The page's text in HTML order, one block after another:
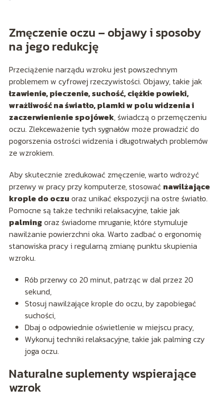
Zmęczenie oczu – objawy i sposoby
na jego redukcję
Przeciążenie narządu wzroku jest powszechnym
problemem w cyfrowej rzeczywistości. Objawy, takie jak
łzawienie, pieczenie, suchość, ciężkie powieki,
wrażliwość na światło, plamki w polu widzenia i
zaczerwienienie spojówek, świadczą o przemęczeniu
oczu. Zlekceważenie tych sygnałów może prowadzić do
pogorszenia ostrości widzenia i długotrwałych problemów
ze wzrokiem.
Aby skutecznie zredukować zmęczenie, warto wdrożyć
przerwy w pracy przy komputerze, stosować nawilżające
krople do oczu oraz unikać ekspozycji na ostre światło.
Pomocne są także techniki relaksacyjne, takie jak
palming oraz świadome mruganie, które stymuluje
nawilżanie powierzchni oka. Warto zadbać o ergonomię
stanowiska pracy i regularną zmianę punktu skupienia
wzroku.
Rób przerwy co 20 minut, patrząc w dal przez 20
sekund,
Stosuj nawilżające krople do oczu, by zapobiegać
suchości,
Dbaj o odpowiednie oświetlenie w miejscu pracy,
Wykonuj techniki relaksacyjne, takie jak palming czy
joga oczu.
Naturalne suplementy wspierające
wzrok